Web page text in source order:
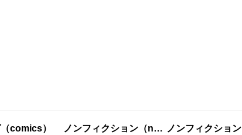
comics） ノンフィクション（nonfiction）更新順